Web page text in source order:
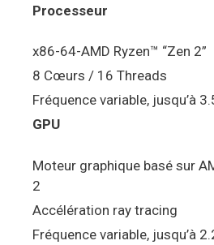
Processeur
x86-64-AMD Ryzen™ “Zen 2”
8 Cœurs / 16 Threads
Fréquence variable, jusqu’à
GPU
Moteur graphique basé sur
2
Accélération ray tracing
Fréquence variable, jusqu’à